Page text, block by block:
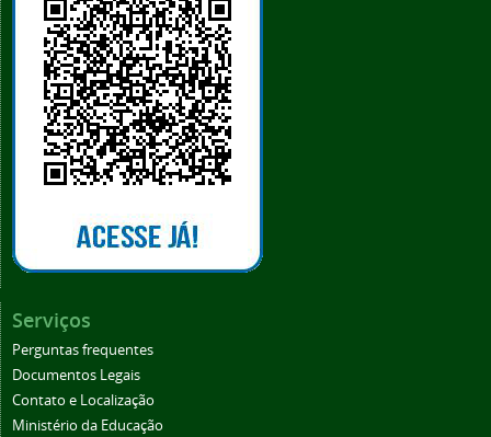
Serviços
Perguntas frequentes
Documentos Legais
Contato e Localização
Ministério da Educação